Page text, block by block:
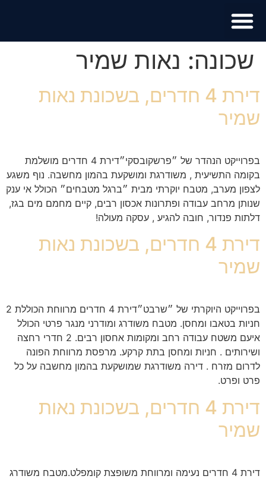
שכונה: נאות שמיר
דירת 4 חדרים, בשכונת נאות
שמיר
בפרוייקט הנהדר של ״פרשקובסקי״דירת 4 חדרים מושלמת
בקומה התשיעית , משודרגת ומושקעת בהמון מחשבה. נוף משגע
לצפון מערב, מטבח יוקרתי מבית ״ברגל מטבחים״ הכולל אי ענק
שנותן מרחב עבודה ופתרונות אכסון רבים, קיים מחמם מים בגז,
דלתות פנדור, חובה להגיע , עסקה מעולה!
דירת 4 חדרים, בשכונת נאות
שמיר
בפרוייקט היוקרתי של ״שרבט״דירת 4 חדרים מרווחת הכוללת 2
חניות בטאבו ומחסן. מטבח משודרג ומודרני מנגר פרטי הכולל
איעם משטח עבודה רחב ומקומות אחסון רבים. 2 חדרי רחצה
ושירותים . חניות ומחסן בתת קרקע. מרפסת מרווחת הפונה
לדרום מזרח . דירה משודרגת שמושקעת בהמון מחשבה על כל
פרט ופרט.
דירת 4 חדרים, בשכונת נאות
שמיר
דירת 4 חדרים נעימה ומרווחת משופצת קומפלט.מטבח משודרג